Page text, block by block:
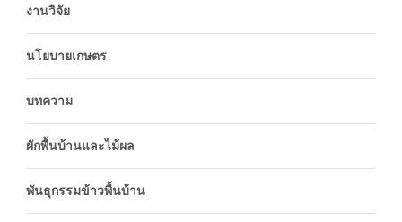
งานวิจัย
นโยบายเกษตร
บทความ
ผักพื้นบ้านและไม้ผล
พันธุกรรมข้าวพื้นบ้าน